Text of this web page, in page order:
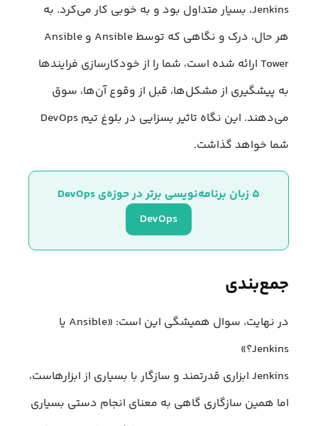
Jenkins، بسیار متداول بود و به خوبی کار می‌کرد. به
هر حال، درک و نگاهی که توسط Ansible و Ansible
Tower ارائه شده است، شما را از خودکارسازی فرایندها
به پیشگیری از مشکل‌ها، قبل از وقوع آن‌ها، سوق
می‌دهند. این نگاه تاثیر بسزایی در بلوغ تیم DevOps
شما خواهد گذاشت.
۵ زبان برنامه‌نویسی برتر در حوزه‌ی DevOps
DevOps
جمع‌بندی
در نهایت، سوال همیشگی این است: «Ansible یا
Jenkins؟»
Jenkins ابزاری قدرتمند و سازگار با بسیاری از ابزارهاست،
اما همین سازگاری گاهی به معنای انجام دستی بسیاری